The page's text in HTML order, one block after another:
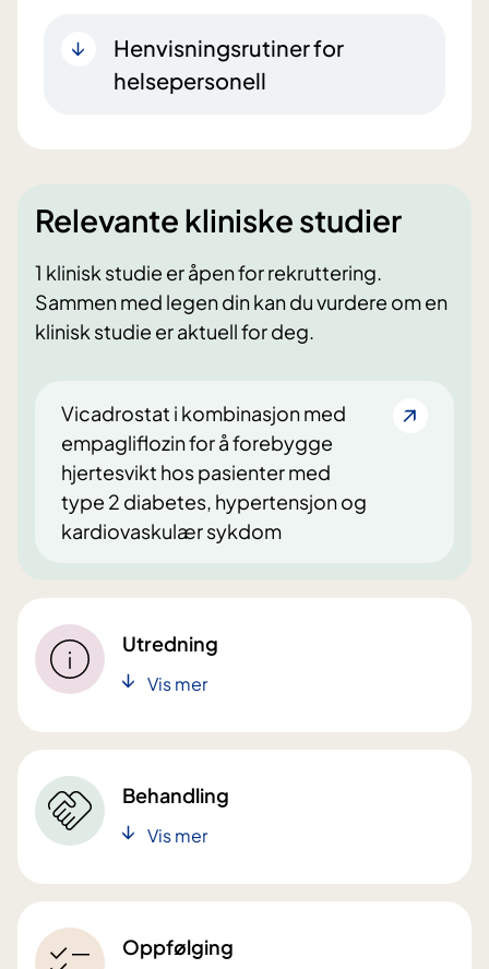
Henvisningsrutiner for
helsepersonell
Relevante kliniske studier
1 klinisk studie er åpen for rekruttering.
Sammen med legen din kan du vurdere om en
klinisk studie er aktuell for deg.
Vicadrostat i kombinasjon med
empagliflozin for å forebygge
hjertesvikt hos pasienter med
type 2 diabetes, hypertensjon og
kardiovaskulær sykdom
Utredning
Vis mer
Behandling
Vis mer
Oppfølging